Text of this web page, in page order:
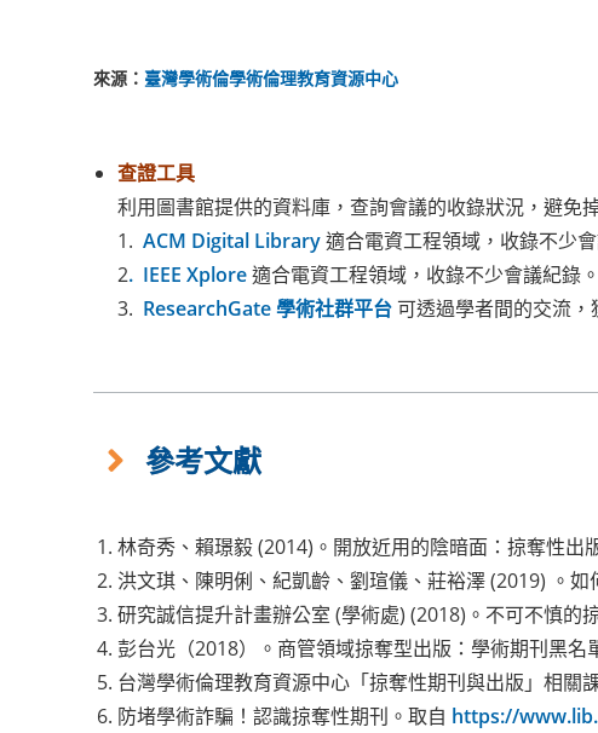
來源： 臺灣學術倫學術倫理教育資源中心
查證工具
利用圖書館提供的資料庫，查詢會議的收錄狀況，避免
1. ACM Digital Library適合電資工程領域，收錄不少
2. IEEE Xplore適合電資工程領域，收錄不少會議紀錄。
3. ResearchGate 學術社群平台 可透過學者間的交流，
參考文獻
林奇秀、賴璟毅 (2014)。開放近用的陰暗面：掠奪性出
洪文琪、陳明俐、紀凱齡、劉瑄儀、莊裕澤 (2019) 。
研究誠信提升計畫辦公室 (學術處) (2018)。不可不慎的
彭台光（2018）。商管領域掠奪型出版：學術期刊黑名
台灣學術倫理教育資源中心「掠奪性期刊與出版」相關
防堵學術詐騙！認識掠奪性期刊。取自 https://